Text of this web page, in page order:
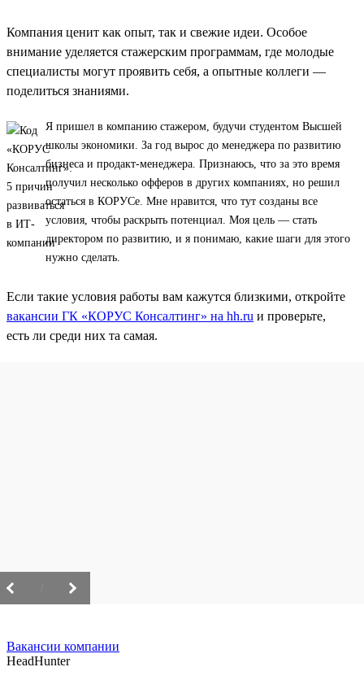
Компания ценит как опыт, так и свежие идеи. Особое
внимание уделяется стажерским программам, где молодые
специалисты могут проявить себя, а опытные коллеги —
поделиться знаниями.
Я пришел в компанию стажером, будучи студентом Высшей
школы экономики. За год вырос до менеджера по развитию
бизнеса и продакт-менеджера. Признаюсь, что за это время
получил несколько офферов в других компаниях, но решил
остаться в КОРУСе. Мне нравится, что тут созданы все
условия, чтобы раскрыть потенциал. Моя цель — стать
директором по развитию, и я понимаю, какие шаги для этого
нужно сделать.
Если такие условия работы вам кажутся близкими, откройте
вакансии ГК «КОРУС Консалтинг» на hh.ru и проверьте,
есть ли среди них та самая.
Вакансии компании
HeadHunter